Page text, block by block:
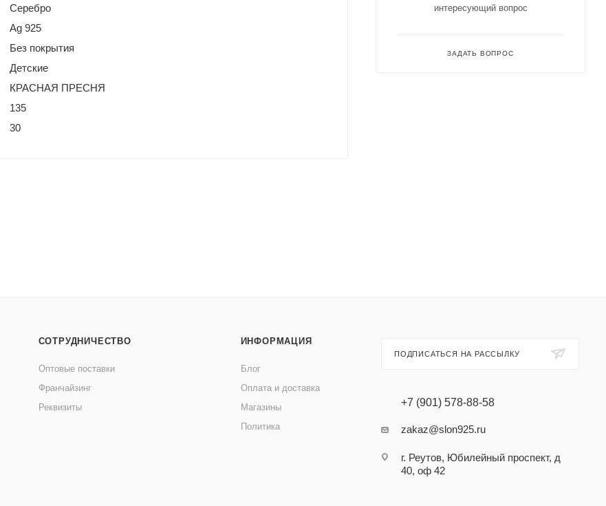
Серебро
Ag 925
Без покрытия
Детские
КРАСНАЯ ПРЕСНЯ
135
30
интересующий вопрос
ЗАДАТЬ ВОПРОС
СОТРУДНИЧЕСТВО
Оптовые поставки
Франчайзинг
Реквизиты
ИНФОРМАЦИЯ
Блог
Оплата и доставка
Магазины
Политика
ПОДПИСАТЬСЯ НА РАССЫЛКУ
+7 (901) 578-88-58
zakaz@slon925.ru
г. Реутов, Юбилейный проспект, д
40, оф 42